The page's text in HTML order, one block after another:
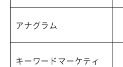
アナグラム
キーワードマーケティ